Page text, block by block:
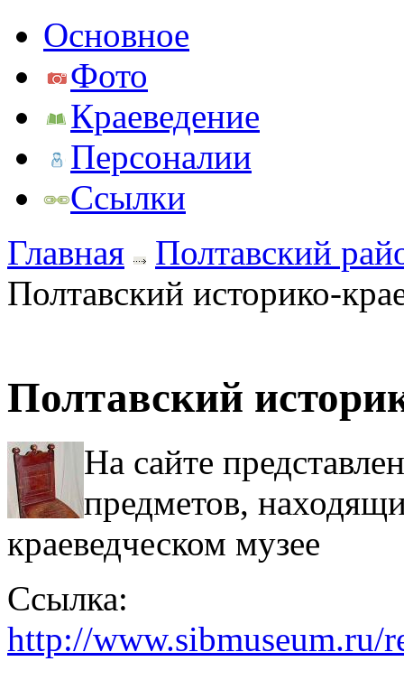
Основное
Фото
Краеведение
Персоналии
Ссылки
Главная
Полтавский
Полтавский историко-
Полтавский
На сайте
предметов,
краеведческом музее
Ссылка:
http://www.sibmuseum.ru/